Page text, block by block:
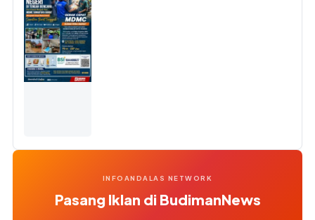
INFOANDALAS NETWORK
Pasang Iklan di BudimanNews